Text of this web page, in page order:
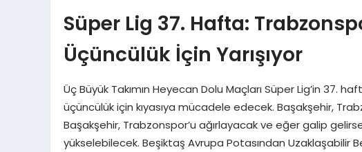
Süper Lig 37. Hafta:
Üçüncülük İçin Yarışıyor
Üç Büyük Takımın Heyecan Dolu Maçları Süper Lig’in 37.
üçüncülük için kıyasıya mücadele edecek. Başakşehir,
Başakşehir, Trabzonspor’u ağırlayacak ve eğer galip
yükselebilecek. Beşiktaş Avrupa Potasından Uzaklaşabilir